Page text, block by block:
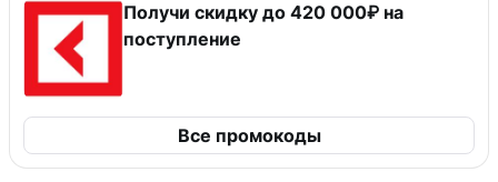
Получи скидку до 420 000₽ на
поступление
Все промокоды